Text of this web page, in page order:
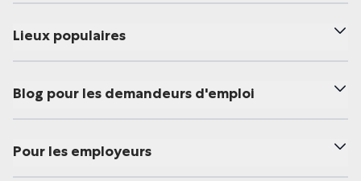
Lieux populaires
Blog pour les demandeurs d'emploi
Pour les employeurs